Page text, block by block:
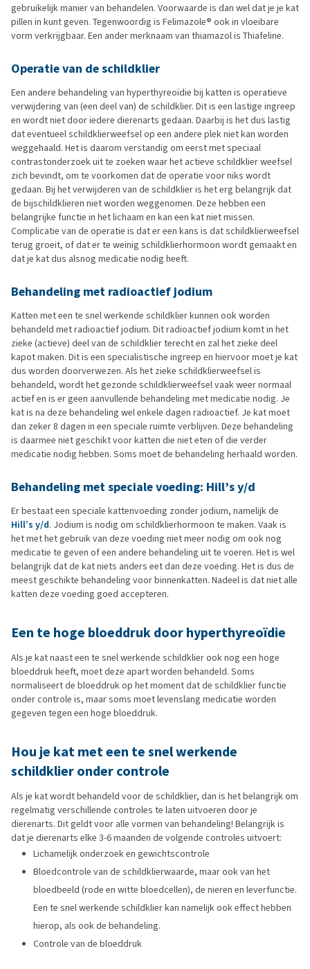
gebruikelijk manier van behandelen. Voorwaarde is dan wel dat je je kat
pillen in kunt geven. Tegenwoordig is Felimazole® ook in vloeibare
vorm verkrijgbaar. Een ander merknaam van thiamazol is Thiafeline.
Operatie van de schildklier
Een andere behandeling van hyperthyreoïdie bij katten is operatieve
verwijdering van (een deel van) de schildklier. Dit is een lastige ingreep
en wordt niet door iedere dierenarts gedaan. Daarbij is het dus lastig
dat eventueel schildklierweefsel op een andere plek niet kan worden
weggehaald. Het is daarom verstandig om eerst met speciaal
contrastonderzoek uit te zoeken waar het actieve schildklier weefsel
zich bevindt, om te voorkomen dat de operatie voor niks wordt
gedaan. Bij het verwijderen van de schildklier is het erg belangrijk dat
de bijschildklieren niet worden weggenomen. Deze hebben een
belangrijke functie in het lichaam en kan een kat niet missen.
Complicatie van de operatie is dat er een kans is dat schildklierweefsel
terug groeit, of dat er te weinig schildklierhormoon wordt gemaakt en
dat je kat dus alsnog medicatie nodig heeft.
Behandeling met radioactief jodium
Katten met een te snel werkende schildklier kunnen ook worden
behandeld met radioactief jodium. Dit radioactief jodium komt in het
zieke (actieve) deel van de schildklier terecht en zal het zieke deel
kapot maken. Dit is een specialistische ingreep en hiervoor moet je kat
dus worden doorverwezen. Als het zieke schildklierweefsel is
behandeld, wordt het gezonde schildklierweefsel vaak weer normaal
actief en is er geen aanvullende behandeling met medicatie nodig. Je
kat is na deze behandeling wel enkele dagen radioactief. Je kat moet
dan zeker 8 dagen in een speciale ruimte verblijven. Deze behandeling
is daarmee niet geschikt voor katten die niet eten of die verder
medicatie nodig hebben. Soms moet de behandeling herhaald worden.
Behandeling met speciale voeding: Hill’s y/d
Er bestaat een speciale kattenvoeding zonder jodium, namelijk de
Hill’s y/d. Jodium is nodig om schildklierhormoon te maken. Vaak is
het met het gebruik van deze voeding niet meer nodig om ook nog
medicatie te geven of een andere behandeling uit te voeren. Het is wel
belangrijk dat de kat niets anders eet dan deze voeding. Het is dus de
meest geschikte behandeling voor binnenkatten. Nadeel is dat niet alle
katten deze voeding goed accepteren.
Een te hoge bloeddruk door hyperthyreoïdie
Als je kat naast een te snel werkende schildklier ook nog een hoge
bloeddruk heeft, moet deze apart worden behandeld. Soms
normaliseert de bloeddruk op het moment dat de schildklier functie
onder controle is, maar soms moet levenslang medicatie worden
gegeven tegen een hoge bloeddruk.
Hou je kat met een te snel werkende
schildklier onder controle
Als je kat wordt behandeld voor de schildklier, dan is het belangrijk om
regelmatig verschillende controles te laten uitvoeren door je
dierenarts. Dit geldt voor alle vormen van behandeling! Belangrijk is
dat je dierenarts elke 3-6 maanden de volgende controles uitvoert:
Lichamelijk onderzoek en gewichtscontrole
Bloedcontrole van de schildklierwaarde, maar ook van het
bloedbeeld (rode en witte bloedcellen), de nieren en leverfunctie.
Een te snel werkende schildklier kan namelijk ook effect hebben
hierop, als ook de behandeling.
Controle van de bloeddruk